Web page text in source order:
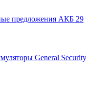
предложения АКБ 29
General Security